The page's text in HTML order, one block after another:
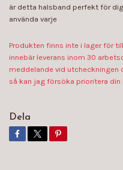
är detta halsband perfekt för
använda varje
Produkten finns inte i lager för
innebär leverans inom 30
meddelande vid
så kan jag försöka prioritera din
Dela